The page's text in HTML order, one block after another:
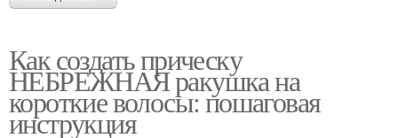
Как создать прическу
НЕБРЕЖНАЯ ракушка на
короткие волосы: пошаговая
инструкция